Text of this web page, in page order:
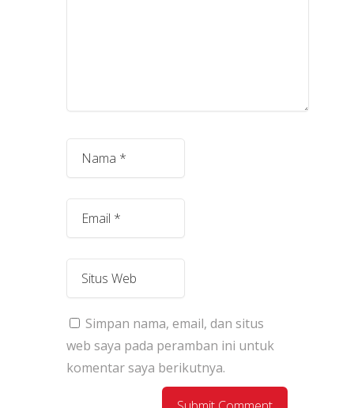
Simpan nama, email, dan situs
web saya pada peramban ini untuk
komentar saya berikutnya.